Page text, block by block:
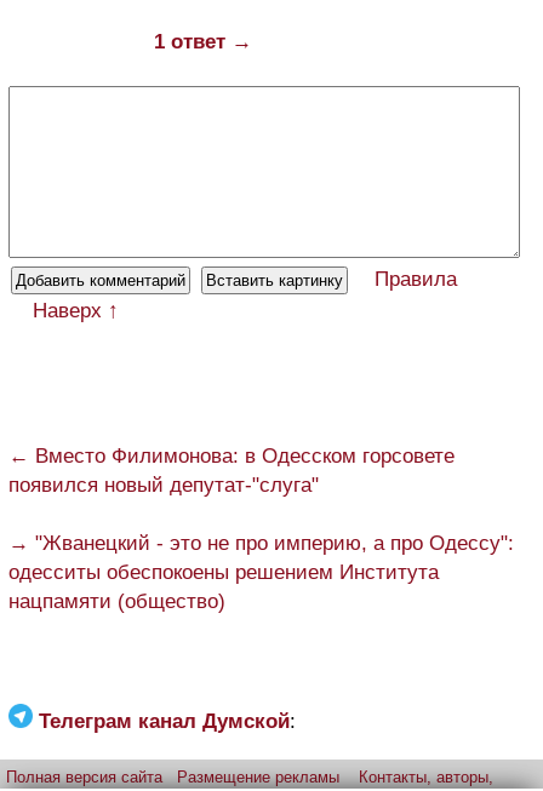
1 ответ →
Правила
Наверх ↑
← Вместо Филимонова: в Одесском горсовете
появился новый депутат-"слуга"
→ "Жванецкий - это не про империю, а про Одессу":
одесситы обеспокоены решением Института
нацпамяти (общество)
Телеграм канал Думской:
Полная версия сайта Размещение рекламы Контакты, авторы,